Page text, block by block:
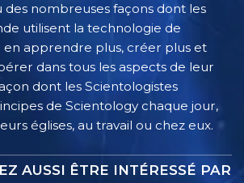
nombreuses façons dont les
utilisent la technologie de
apprendre plus, créer plus et
dans tous les aspects de leur
dont les Scientologistes
de Scientology chaque jour,
églises, au travail ou chez eux.
AUSSI ÊTRE INTÉRESSÉ PAR